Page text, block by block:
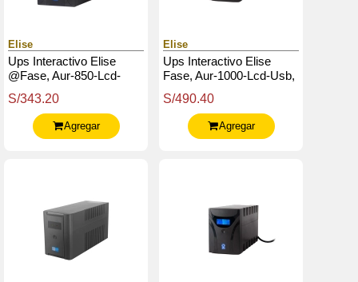
Elise
Ups Interactivo Elise
@Fase, Aur-850-Lcd-
Puerto Inteligente Usb-
S/343.20
Agregar
Elise
Ups Interactivo Elise
Fase, Aur-1000-Lcd-Usb,
Inteligente Usb-Hid.
S/490.40
Agregar